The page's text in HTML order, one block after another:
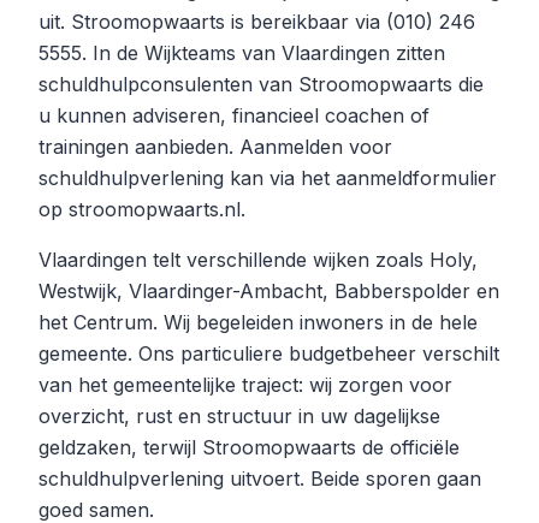
uit. Stroomopwaarts is bereikbaar via (010) 246
5555. In de Wijkteams van Vlaardingen zitten
schuldhulpconsulenten van Stroomopwaarts die
u kunnen adviseren, financieel coachen of
trainingen aanbieden. Aanmelden voor
schuldhulpverlening kan via het aanmeldformulier
op stroomopwaarts.nl.
Vlaardingen telt verschillende wijken zoals Holy,
Westwijk, Vlaardinger-Ambacht, Babberspolder en
het Centrum. Wij begeleiden inwoners in de hele
gemeente. Ons particuliere budgetbeheer verschilt
van het gemeentelijke traject: wij zorgen voor
overzicht, rust en structuur in uw dagelijkse
geldzaken, terwijl Stroomopwaarts de officiële
schuldhulpverlening uitvoert. Beide sporen gaan
goed samen.